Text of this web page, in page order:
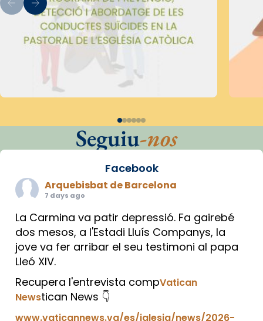
Seguiu-nos
Facebook
Arquebisbat de Barcelona
7 days ago
La Carmina va patir depressió. Fa gairebé
dos mesos, a l'Estadi Lluís Companys, la
jove va fer arribar el seu testimoni al papa
Lleó XIV.
Recupera l'entrevista compVatican
Newstican News 👇
www.vaticannews.va/es/iglesia/news/2026-